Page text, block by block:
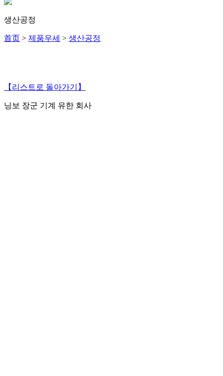
생산공정
首页 > 제품우세 > 생산공정
【리스트로 돌아가기】
닝보 장군 기계 유한 회사